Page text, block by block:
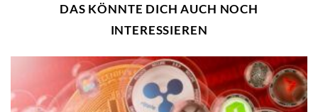
DAS KÖNNTE DICH AUCH NOCH
INTERESSIEREN